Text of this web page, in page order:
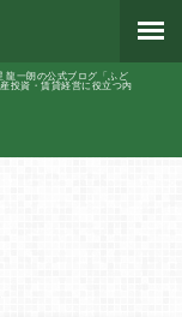
龍一朗の公式ブログ「ふど
投資・賃貸経営に役立つ内